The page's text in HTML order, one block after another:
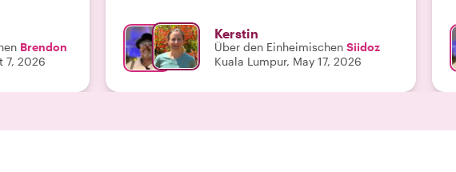
Vielen
Brendon
7, 2026
Kerstin
Über den Einheimischen Siidoz
Kuala Lumpur, May 17, 2026